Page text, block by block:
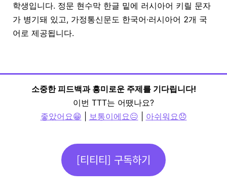
학생입니다. 정문 현수막 한글 밑에 러시아어 키릴 문자
가 병기돼 있고, 가정통신문도 한국어·러시아어 2개 국
어로 제공됩니다.
소중한 피드백과 흥미로운 주제를 기다립니다!
이번 TTT는 어땠나요?
좋았어요😁
보통이에요😐 아쉬워요😞
[티티티] 구독하기